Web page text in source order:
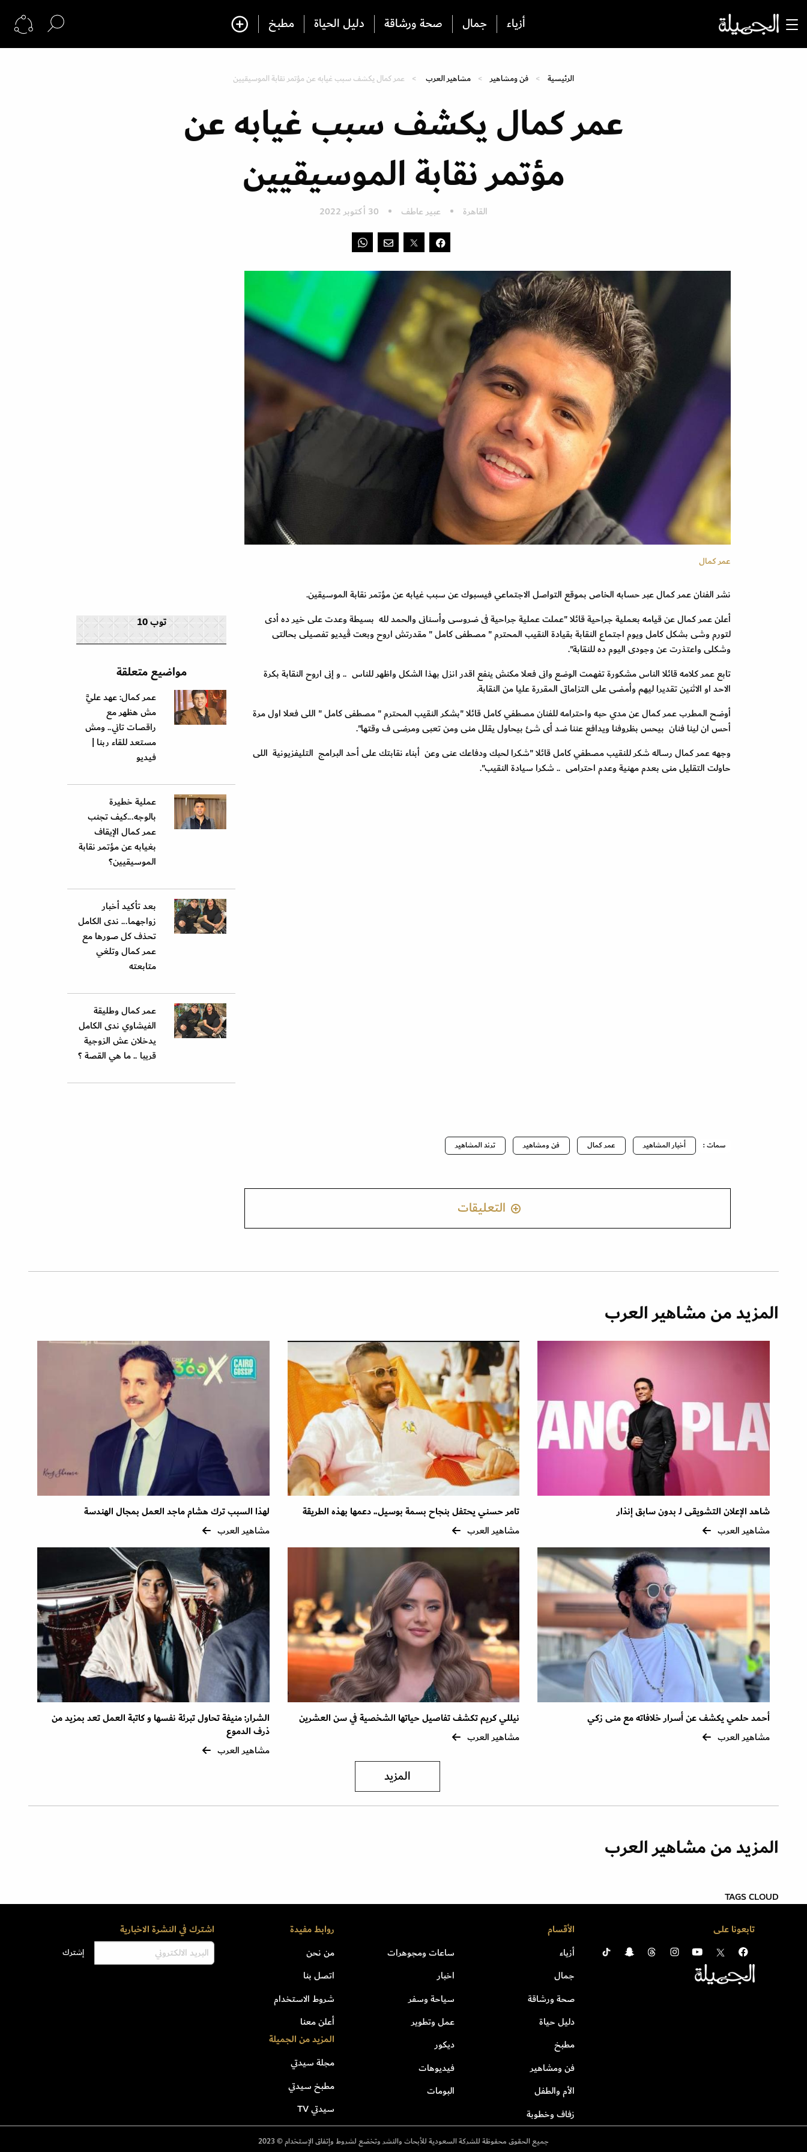
أزياء جمال صحة ورشاقة دليل الحياة مطبخ
الرئيسية فن ومشاهير مشاهير العرب عمر كمال يكشف سبب غيابه عن مؤتمر نقابة الموسيقيين
عمر كمال يكشف سبب غيابه عن
مؤتمر نقابة الموسيقيين
القاهرة عبير عاطف 30 أكتوبر 2022
عمر كمال
نشر الفنان عمر كمال عبر حسابه الخاص بموقع التواصل الاجتماعي فيسبوك عن سبب غيابه عن مؤتمر نقابة الموسيقين.
أعلن عمر كمال عن قيامه بعملية جراحية قائلا "عملت عملية جراحية فى ضروسى وأسنانى والحمد لله بسيطة وعدت على خير ده أدى
لتورم وشى بشكل كامل ويوم اجتماع النقابة بقيادة النقيب المحترم " مصطفى كامل " مقدرتش اروح وبعت ڤيديو تفصيلى بحالتى
وشكلى واعتذرت عن وجودى اليوم ده للنقابة".
تابع عمر كلامه قائلا الناس مشكورة تفهمت الوضع وانى فعلا مكنش ينفع اقدر انزل بهذا الشكل واظهر للناس .. و إنى اروح النقابة بكرة
الاحد او الاثنين تقديرا ليهم وأمضى على التزاماتى المقررة عليا من النقابة.
أوضح المطرب عمر كمال عن مدي حبه واحترامه للفنان مصطفي كامل قائلا "بشكر النقيب المحترم " مصطفى كامل " اللى فعلا اول مرة
أحس ان لينا فنان بيحس بظروفنا ويدافع عننا ضد أى شئ بيحاول يقلل منى ومن تعبى ومرضى ف وقتها".
وجهه عمر كمال رساله شكر للنقيب مصطفي كامل قائلا "شكرا لحبك ودفاعك عنى وعن أبناء نقابتك على أحد البرامج التليفزيونية اللى
حاولت التقليل منى بعدم مهنية وعدم احترامى .. شكرا سيادة النقيب".
سمات : أخبار المشاهير عمر كمال فن ومشاهير ترند المشاهير
التعليقات
توب 10
مواضيع متعلقة
عمر كمال: عهد عليَّ
مش هظهر مع
راقصات تاني.. ومش
مستعد للقاء ربنا |
فيديو
عملية خطيرة
بالوجه...كيف تجنب
عمر كمال الإيقاف
بغيابه عن مؤتمر نقابة
الموسيقيين؟
بعد تأكيد أخبار
زواجهما... ندى الكامل
تحذف كل صورها مع
عمر كمال وتلغي
متابعته
عمر كمال وطليقة
الفيشاوي ندى الكامل
يدخلان عش الزوجية
قريبا .. ما هي القصة ؟
المزيد من مشاهير العرب
شاهد الإعلان التشويقى لـ بدون سابق إنذار
مشاهير العرب
تامر حسني يحتفل بنجاح بسمة بوسيل.. دعمها بهذه الطريقة
مشاهير العرب
لهذا السبب ترك هشام ماجد العمل بمجال الهندسة
مشاهير العرب
أحمد حلمي يكشف عن أسرار خلافاته مع منى زكي
مشاهير العرب
نيللي كريم تكشف تفاصيل حياتها الشخصية في سن العشرين
مشاهير العرب
الشرار: منيفة تحاول تبرئة نفسها و كاتبة العمل تعد بمزيد من
ذرف الدموع
مشاهير العرب
المزيد
المزيد من مشاهير العرب
TAGS CLOUD
تابعونا على الأقسام
أزياء
جمال
صحة ورشاقة
دليل حياة
مطبخ
فن ومشاهير
الأم والطفل
زفاف وخطوبة
ساعات ومجوهرات
اخبار
سياحة وسفر
عمل وتطوير
ديكور
فيديوهات
البومات
روابط مفيدة
من نحن
اتصل بنا
شروط الاستخدام
أعلن معنا
المزيد من الجميلة
مجلة سيدتي
مطبخ سيدتي
سيدتي TV
اشترك في النشرة الاخبارية
جميع الحقوق محفوظة للشركة السعودية للأبحاث والنشر وتخضع لشروط وإتفاق الإستخدام © 2023